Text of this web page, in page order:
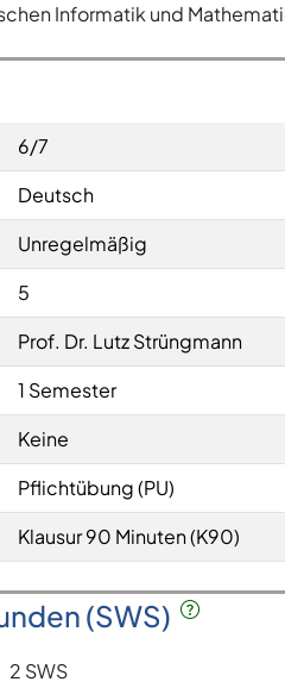
Informatik und
6/7
Deutsch
Unregelmäßig
5
Prof. Dr. Lutz Strüngmann
1 Semester
Keine
Pflichtübung (PU)
Klausur 90 Minuten (K90)
(SWS)
2 SWS